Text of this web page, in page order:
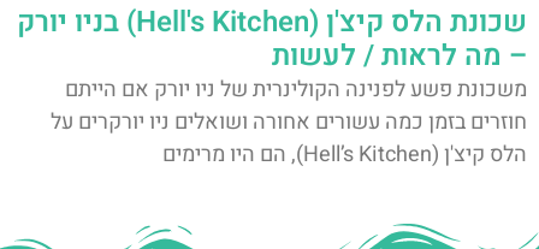
שכונת הלס קיצ'ן (Hell's Kitchen) בניו יורק
– מה לראות / לעשות
משכונת פשע לפנינה הקולינרית של ניו יורק אם הייתם
חוזרים בזמן כמה עשורים אחורה ושואלים ניו יורקרים על
הלס קיצ'ן (Hell’s Kitchen), הם היו מרימים